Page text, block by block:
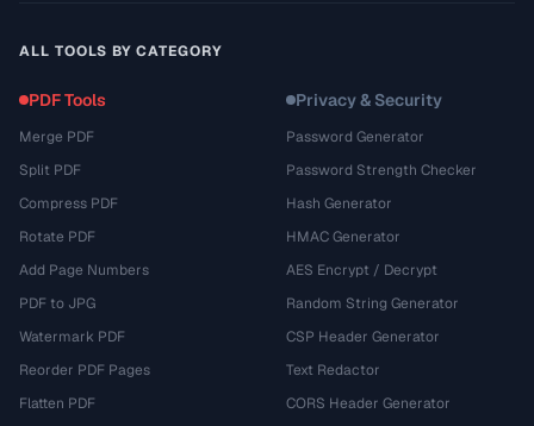
ALL TOOLS BY CATEGORY
PDF Tools
Merge PDF
Split PDF
Compress PDF
Rotate PDF
Add Page Numbers
PDF to JPG
Watermark PDF
Reorder PDF Pages
Flatten PDF
Privacy & Security
Password Generator
Password Strength Checker
Hash Generator
HMAC Generator
AES Encrypt / Decrypt
Random String Generator
CSP Header Generator
Text Redactor
CORS Header Generator